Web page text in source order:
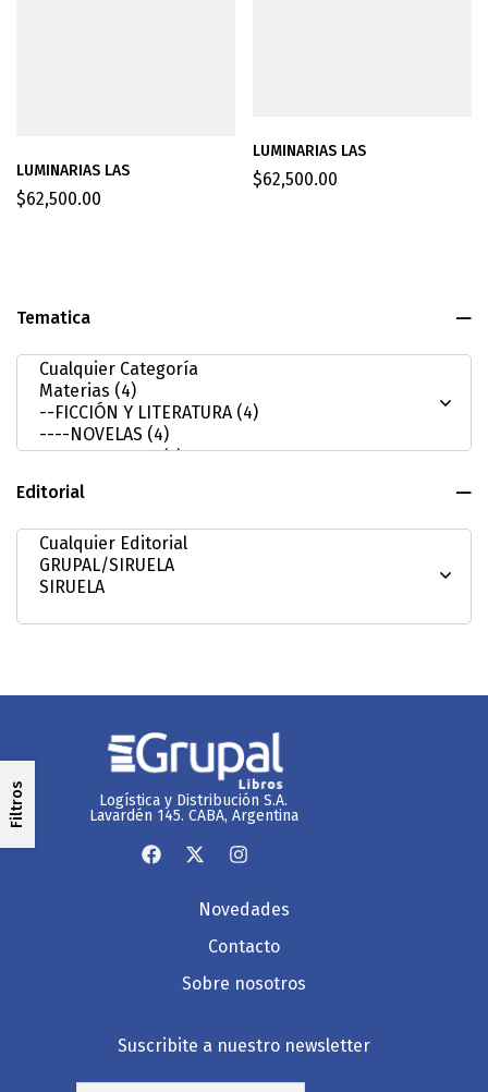
Tematica
Editorial
Filtros
LUMINARIAS LAS
$62,500.00
LUMINARIAS LAS
$62,500.00
Logística y Distribución S.A.
Lavardén 145. CABA, Argentina
Novedades
Contacto
Sobre nosotros
Suscribite a nuestro newsletter